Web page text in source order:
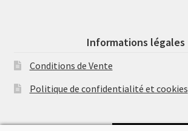
Informations légales
Conditions de Vente
Politique de confidentialité et cookies